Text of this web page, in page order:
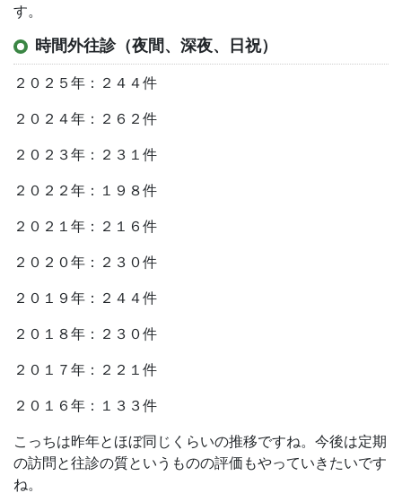
す。
時間外往診（夜間、深夜、日祝）
２０２５年：２４４件
２０２４年：２６２件
２０２３年：２３１件
２０２２年：１９８件
２０２１年：２１６件
２０２０年：２３０件
２０１９年：２４４件
２０１８年：２３０件
２０１７年：２２１件
２０１６年：１３３件
こっちは昨年とほぼ同じくらいの推移ですね。今後は定期
の訪問と往診の質というものの評価もやっていきたいです
ね。